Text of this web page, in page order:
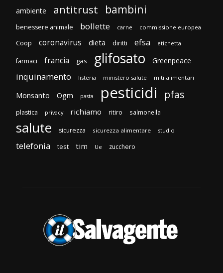
ambiente antitrust bambini
benessere animale bollette carne commissione europea
Coop coronavirus dieta diritti efsa etichetta
farmaci francia gas glifosato Greenpeace
inquinamento listeria ministero salute miti alimentari
Monsanto Ogm pasta pesticidi pfas
plastica privacy richiamo ritiro salmonella
salute sicurezza sicurezza alimentare studio
telefonia test tim Ue zucchero